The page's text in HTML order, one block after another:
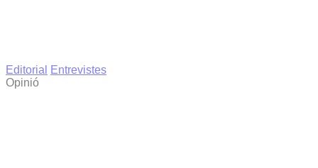
Editorial
Entrevistes
Opinió